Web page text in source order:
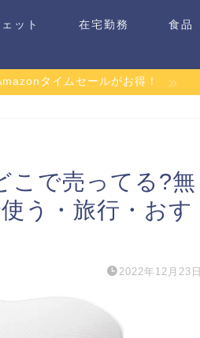
ット 在宅勤務 食品
タイムセールがお得！
こで売ってる?無
う・旅行・おす
2022年12月23日